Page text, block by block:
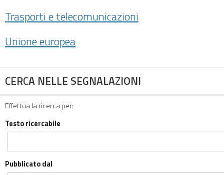
Trasporti e telecomunicazioni
Unione europea
CERCA NELLE SEGNALAZIONI
Effettua la ricerca per:
Testo ricercabile
Pubblicato dal